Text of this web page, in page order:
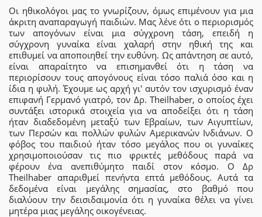
Οι ηθικολόγοι μας το γνωρίζουν, όμως επιμένουν για μια
άκριτη αναπαραγωγή παιδιών. Μας λένε ότι ο περιορισμός
των απογόνων είναι μια σύγχρονη τάση, επειδή η
σύγχρονη γυναίκα είναι χαλαρή στην ηθική της και
επιθυμεί να αποποιηθεί την ευθύνη. Ως απάντηση σε αυτό,
είναι απαραίτητο να επισημανθεί ότι η τάση να
περιορίσουν τους απογόνους είναι τόσο παλιά όσο και η
ίδια η φυλή. Έχουμε ως αρχή γι' αυτόν τον ισχυρισμό έναν
επιφανή Γερμανό γιατρό, τον Δρ. Theilhaber, ο οποίος έχει
συντάξει ιστορικά στοιχεία για να αποδείξει ότι η τάση
ήταν διαδεδομένη μεταξύ των Εβραίων, των Αιγυπτίων,
των Περσών και πολλών φυλών Αμερικανών Ινδιάνων. Ο
φόβος του παιδιού ήταν τόσο μεγάλος που οι γυναίκες
χρησιμοποιούσαν τις πιο φρικτές μεθόδους παρά να
φέρουν ένα ανεπιθύμητο παιδί στον κόσμο. Ο Δρ
Theilhaber απαριθμεί πενήντα επτά μεθόδους. Αυτά τα
δεδομένα είναι μεγάλης σημασίας, στο βαθμό που
διαλύουν την δεισιδαιμονία ότι η γυναίκα θέλει να γίνει
μητέρα μιας μεγάλης οικογένειας.